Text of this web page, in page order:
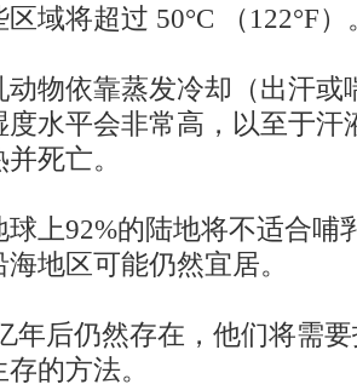
域将超过 50°C （122°F）
物依靠蒸发冷却（出汗或
水平会非常高，以至于汗
死亡。
上92%的陆地将不适合哺
地区可能仍然宜居。
年后仍然存在，他们将需
的方法。